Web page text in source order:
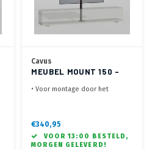
Cavus
MEUBEL MOUNT 150 -
• Voor montage door het
200x200, 100x200, 200x100 mm
• Draaibaar 60° links / 60°
€340,95
VOOR 13:00 BESTELD,
MORGEN GELEVERD!